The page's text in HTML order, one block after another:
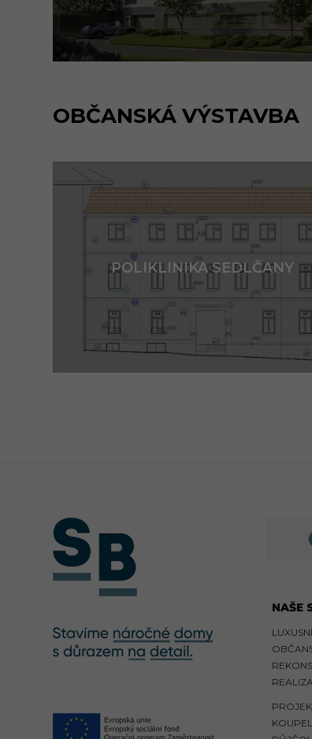
OBČANSKÁ VÝSTAVBA
POLIKLINIKA SEDLČANY
NAŠE